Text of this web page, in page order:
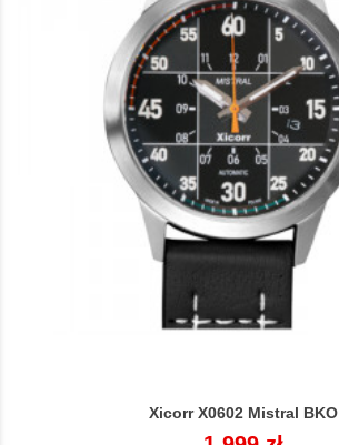
Xicorr X0602 Mistral BKO